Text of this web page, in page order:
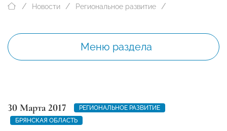
Новости Региональное развитие
Меню раздела
30 Марта 2017
РЕГИОНАЛЬНОЕ РАЗВИТИЕ
БРЯНСКАЯ ОБЛАСТЬ